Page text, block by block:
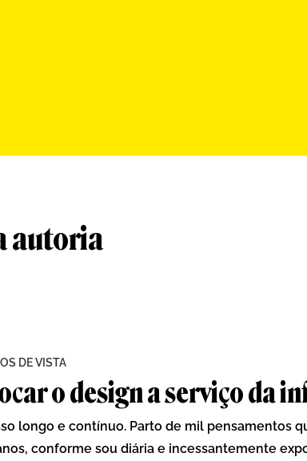
autoria
o design a serviço da
DE VISTA
longo e contínuo. Parto de mil pensamentos
conforme sou diária e incessantemente